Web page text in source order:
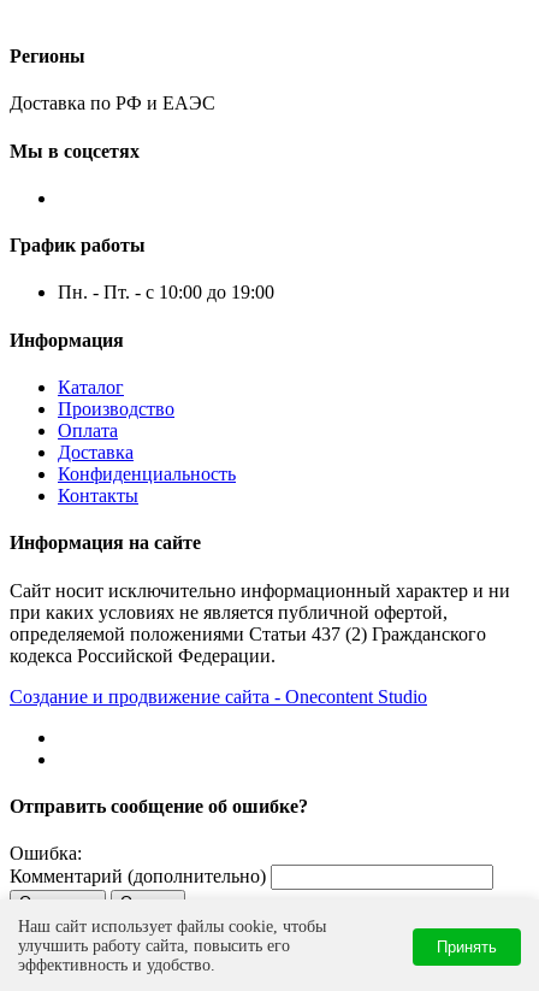
Регионы
Доставка по РФ и ЕАЭС
Мы в соцсетях
График работы
Пн. - Пт. - с 10:00 до 19:00
Информация
Каталог
Производство
Оплата
Доставка
Конфиденциальность
Контакты
Информация на сайте
Сайт носит исключительно информационный характер и ни
при каких условиях не является публичной офертой,
определяемой положениями Статьи 437 (2) Гражданского
кодекса Российской Федерации.
Создание и продвижение сайта - Onecontent Studio
Наш сайт использует файлы cookie, чтобы
улучшить работу сайта, повысить его
эффективность и удобство.
Принять
Отправить сообщение об ошибке?
Ошибка:
Комментарий (дополнительно)
Отправить
Отмена
Сообщить об ошибке
Нашли ошибку?
Выделите опечатку и нажмитеCtrl
, чтобы отправить
сообщение об ошибке.